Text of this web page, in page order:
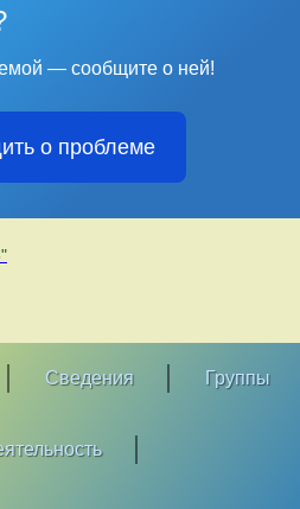
— сообщите о ней!
о проблеме
Сведения Группы